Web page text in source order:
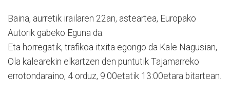
Baina, aurretik irailaren 22an, asteartea, Europako
Autorik gabeko Eguna da.
Eta horregatik, trafikoa itxita egongo da Kale Nagusian,
Ola kalearekin elkartzen den puntutik Tajamarreko
errotondaraino, 4 orduz, 9:00etatik 13:00etara bitartean.